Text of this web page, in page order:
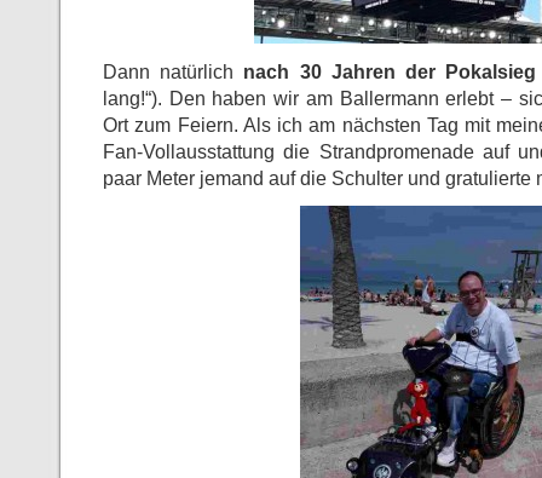
Dann natürlich nach 30 Jahren der Pokalsieg
lang!“). Den haben wir am Ballermann erlebt –
Ort zum Feiern. Als ich am nächsten Tag mit
Fan-Vollausstattung die Strandpromenade auf
paar Meter jemand auf die Schulter und gratulierte